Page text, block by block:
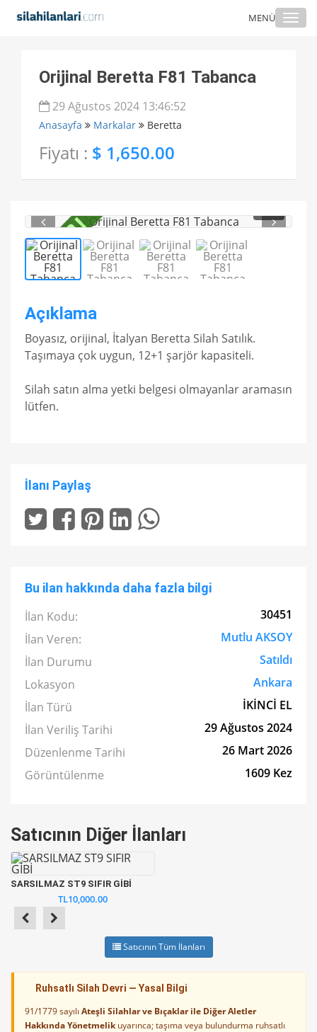
MENÜ
Orijinal Beretta F81 Tabanca
29 Ağustos 2024 13:46:52
Anasayfa Markalar Beretta
Fiyatı : $ 1,650.00
1/ 4
Açıklama
Boyasız, orijinal, İtalyan Beretta Silah Satılık.
Taşımaya çok uygun, 12+1 şarjör kapasiteli.
Silah satın alma yetki belgesi olmayanlar aramasın
lütfen.
İlanı Paylaş
Bu ilan hakkında daha fazla bilgi
İlan Kodu:
30451
İlan Veren:
Mutlu AKSOY
İlan Durumu
Satıldı
Lokasyon
Ankara
İlan Türü
İKİNCİ EL
İlan Veriliş Tarihi
29 Ağustos 2024
Düzenlenme Tarihi
26 Mart 2026
Görüntülenme
1609 Kez
Satıcının Diğer İlanları
SARSILMAZ ST9 SIFIR GİBİ
TL10,000.00
Satıcının Tüm İlanları
Ruhsatlı Silah Devri — Yasal Bilgi
91/1779 sayılı Ateşli Silahlar ve Bıçaklar ile Diğer Aletler
Hakkında Yönetmelikuyarınca; taşıma veya bulundurma ruhsatlı